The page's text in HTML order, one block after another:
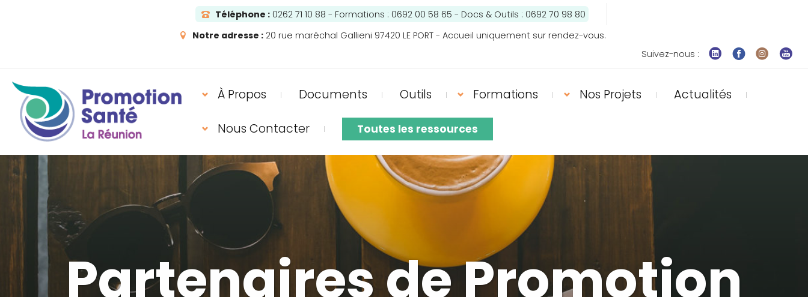
Téléphone :0262 71 10 88 - Formations : 0692 00 58 65 - Docs & Outils : 0692 70 98 80
Notre adresse :20 rue maréchal Gallieni 97420 LE PORT - Accueil uniquement sur rendez-vous.
Suivez-nous :
À Propos Documents Outils Formations Nos Projets Actualités
Nous Contacter Toutes les ressources
Partenaires de Promotion